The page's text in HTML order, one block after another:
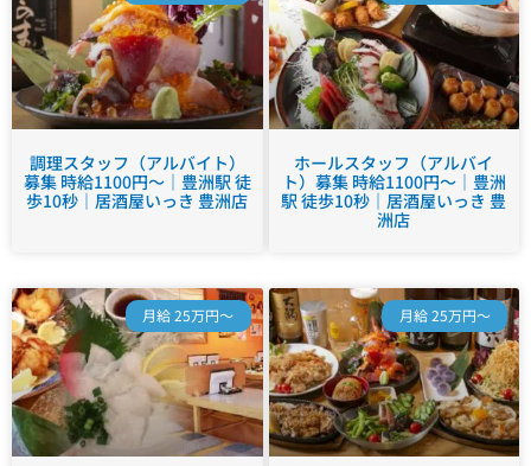
調理スタッフ（アルバイト）
募集 時給1100円～｜豊洲駅 徒
歩10秒｜居酒屋いっき 豊洲店
ホールスタッフ（アルバイ
ト）募集 時給1100円～｜豊洲
駅 徒歩10秒｜居酒屋いっき 豊
洲店
月給 25万円～ 月給 25万円～